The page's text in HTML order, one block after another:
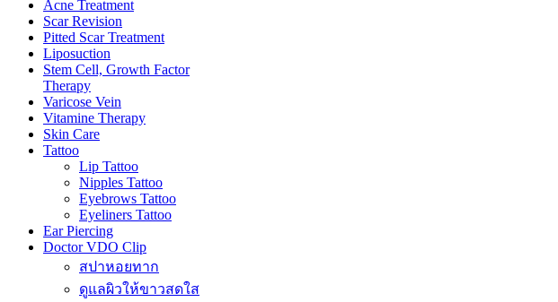
Acne Treatment
Scar Revision
Pitted Scar Treatment
Liposuction
Stem Cell, Growth Factor
Therapy
Varicose Vein
Vitamine Therapy
Skin Care
Tattoo
Lip Tattoo
Nipples Tattoo
Eyebrows Tattoo
Eyeliners Tattoo
Ear Piercing
Doctor VDO Clip
สปาหอยทาก
ดูแลผิวให้ขาวสดใส